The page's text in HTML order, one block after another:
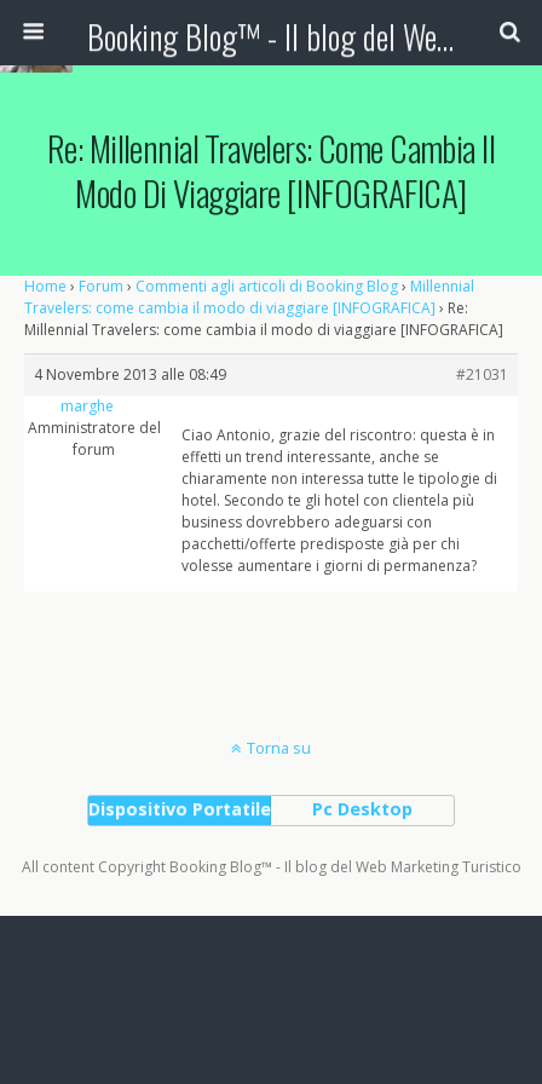
Booking Blog™ - Il blog del Web Marketing Turistico
Re: Millennial Travelers: Come Cambia Il
Modo Di Viaggiare [INFOGRAFICA]
Home › Forum › Commenti agli articoli di Booking Blog› Millennial
Travelers: come cambia il modo di viaggiare [INFOGRAFICA] › Re:
Millennial Travelers: come cambia il modo di viaggiare [INFOGRAFICA]
4 Novembre 2013 alle 08:49
#21031
marghe
Amministratore del
forum
Ciao Antonio, grazie del riscontro: questa è in
effetti un trend interessante, anche se
chiaramente non interessa tutte le tipologie di
hotel. Secondo te gli hotel con clientela più
business dovrebbero adeguarsi con
pacchetti/offerte predisposte già per chi
volesse aumentare i giorni di permanenza?
Torna su
Dispositivo Portatile Pc Desktop
All content Copyright Booking Blog™ - Il blog del Web Marketing Turistico